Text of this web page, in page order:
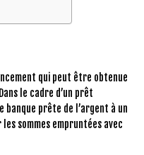
qui peut être obtenue
le cadre d’un prêt
banque prête de l’argent à un
sommes empruntées avec